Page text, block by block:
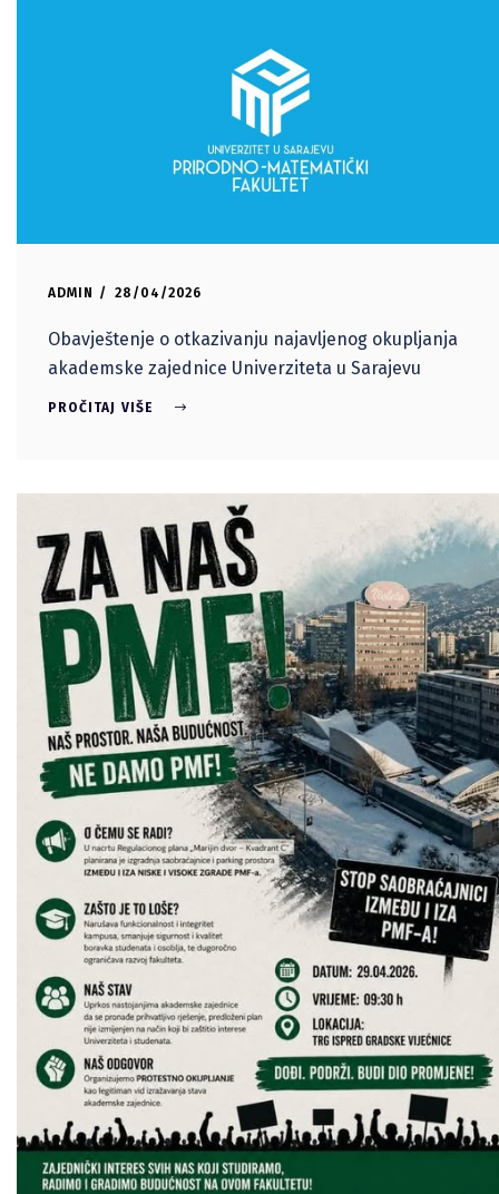
ADMIN 28/04/2026
Obavještenje o otkazivanju najavljenog okupljanja
akademske zajednice Univerziteta u Sarajevu
PROČITAJ VIŠE